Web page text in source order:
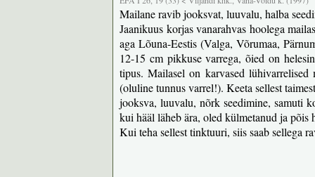
Mailane ravib jooksvat, luuvalu, halba
Jaanikuus korjas vanarahvas hoolega
aga Lõuna-Eestis (Valga, Võrumaa,
12-15 cm pikkuse varrega, õied on
tipus. Mailasel on karvased
(oluline tunnus varrel!). Keeta sellest
jooksva, luuvalu, nõrk seedimine, samuti
kui hääl läheb ära, oled külmetanud ja põis
Kui teha sellest tinktuuri, siis saab sellega